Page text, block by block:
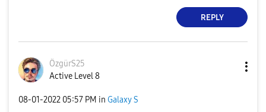
REPLY
ÖzgürS25
Active Level 8
‎08-01-2022 05:57 PM in Galaxy S